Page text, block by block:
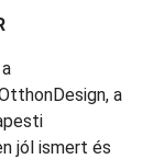
a
jól ismert és